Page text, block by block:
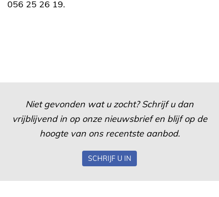
056 25 26 19.
Niet gevonden wat u zocht? Schrijf u dan
vrijblijvend in op onze nieuwsbrief en blijf op de
hoogte van ons recentste aanbod.
SCHRIJF U IN